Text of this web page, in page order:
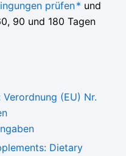
prüfen* und
90 und 180 Tagen
(EU) Nr.
Dietary